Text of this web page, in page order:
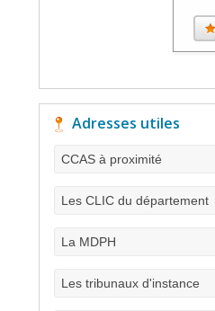
Adresses utiles
CCAS à proximité
Les CLIC du département
La MDPH
Les tribunaux d'instance